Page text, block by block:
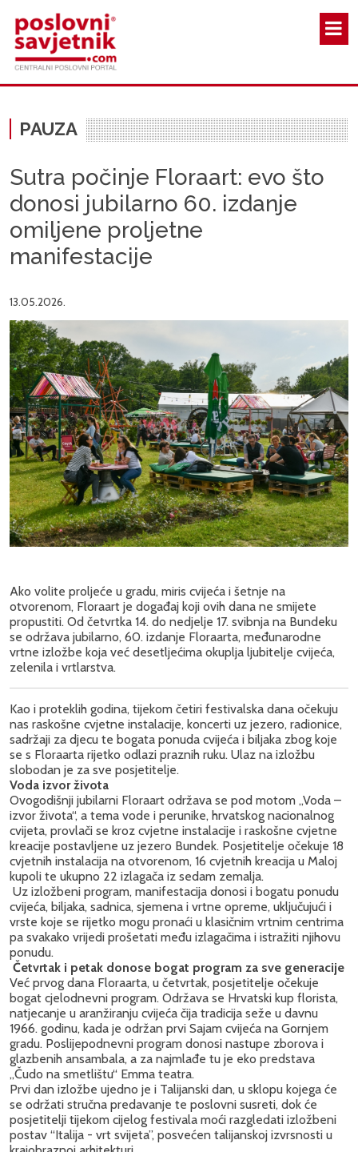
PAUZA
Sutra počinje Floraart: evo što
donosi jubilarno 60. izdanje
omiljene proljetne
manifestacije
13.05.2026.
Ako volite proljeće u gradu, miris cvijeća i šetnje na
otvorenom, Floraart je događaj koji ovih dana ne smijete
propustiti. Od četvrtka 14. do nedjelje 17. svibnja na Bundeku
se održava jubilarno, 60. izdanje Floraarta, međunarodne
vrtne izložbe koja već desetljećima okuplja ljubitelje cvijeća,
zelenila i vrtlarstva.
Kao i proteklih godina, tijekom četiri festivalska dana očekuju
nas raskošne cvjetne instalacije, koncerti uz jezero, radionice,
sadržaji za djecu te bogata ponuda cvijeća i biljaka zbog koje
se s Floraarta rijetko odlazi praznih ruku. Ulaz na izložbu
slobodan je za sve posjetitelje.
Voda izvor života
Ovogodišnji jubilarni Floraart održava se pod motom „Voda –
izvor života“, a tema vode i perunike, hrvatskog nacionalnog
cvijeta, provlači se kroz cvjetne instalacije i raskošne cvjetne
kreacije postavljene uz jezero Bundek. Posjetitelje očekuje 18
cvjetnih instalacija na otvorenom, 16 cvjetnih kreacija u Maloj
kupoli te ukupno 22 izlagača iz sedam zemalja.
Uz izložbeni program, manifestacija donosi i bogatu ponudu
cvijeća, biljaka, sadnica, sjemena i vrtne opreme, uključujući i
vrste koje se rijetko mogu pronaći u klasičnim vrtnim centrima
pa svakako vrijedi prošetati među izlagačima i istražiti njihovu
ponudu.
Četvrtak i petak donose bogat program za sve generacije
Već prvog dana Floraarta, u četvrtak, posjetitelje očekuje
bogat cjelodnevni program. Održava se Hrvatski kup florista,
natjecanje u aranžiranju cvijeća čija tradicija seže u davnu
1966. godinu, kada je održan prvi Sajam cvijeća na Gornjem
gradu. Poslijepodnevni program donosi nastupe zborova i
glazbenih ansambala, a za najmlađe tu je eko predstava
„Čudo na smetlištu“ Emma teatra.
Prvi dan izložbe ujedno je i Talijanski dan, u sklopu kojega će
se održati stručna predavanje te poslovni susreti, dok će
posjetitelji tijekom cijelog festivala moći razgledati izložbeni
postav “Italija - vrt svijeta”, posvećen talijanskoj izvrsnosti u